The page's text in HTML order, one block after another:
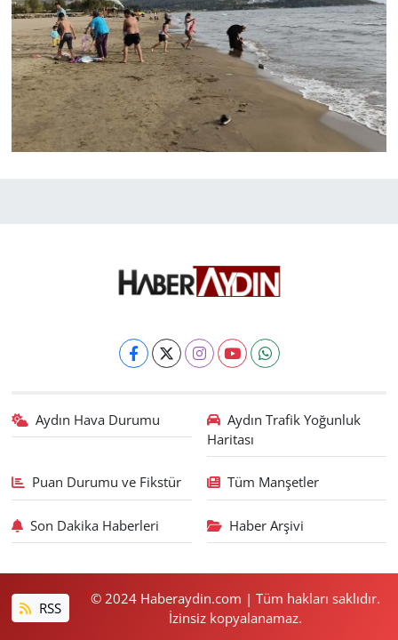
Aydın Hava Durumu
Aydın Trafik Yoğunluk
Haritası
Puan Durumu ve Fikstür Tüm Manşetler
Son Dakika Haberleri Haber Arşivi
RSS
© 2024 Haberaydin.com | Tüm hakları saklıdır.
İzinsiz kopyalanamaz.